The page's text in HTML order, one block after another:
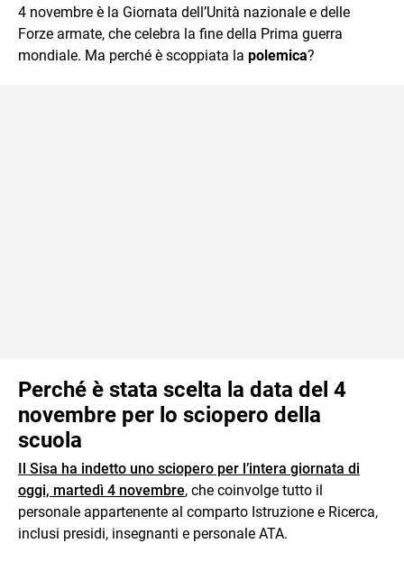
4 novembre è la Giornata dell’Unità nazionale e delle
Forze armate, che celebra la fine della Prima guerra
mondiale. Ma perché è scoppiata la polemica?
Perché è stata scelta la data del 4
novembre per lo sciopero della
scuola
Il Sisa ha indetto uno sciopero per l’intera giornata di
oggi, martedì 4 novembre, che coinvolge tutto il
personale appartenente al comparto Istruzione e Ricerca,
inclusi presidi, insegnanti e personale ATA.